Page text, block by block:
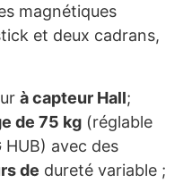
magnétiques
et deux cadrans,
à capteur Hall;
de 75 kg (réglable
HUB) avec des
de dureté variable ;